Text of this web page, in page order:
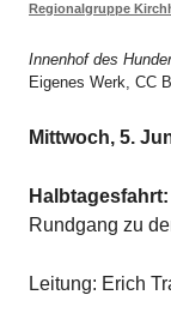
Regionalgruppe
Innenhof des
Eigenes Werk, CC
Mittwoch, 5.
Halbtagesfahrt:
Rundgang zu
Leitung: Erich